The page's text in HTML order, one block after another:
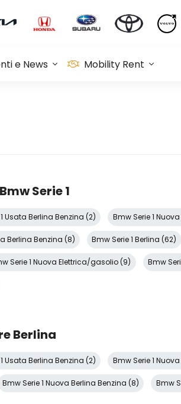
e News Mobility Rent
Serie 1
Usata Berlina Benzina (2) Bmw Serie 1
Berlina Benzina (8) Bmw Serie 1 Berlina (62)
Serie 1 Nuova Elettrica/gasolio (9) Bmw
Berlina
Usata Berlina Benzina (2) Bmw Serie 1
Bmw Serie 1 Nuova Berlina Benzina (8) Bmw